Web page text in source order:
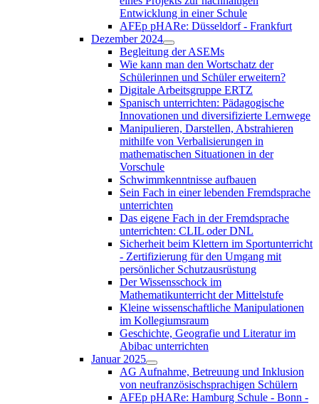
Entwicklung in einer Schule
AFEp pHARe: Düsseldorf - Frankfurt
Dezember 2024
Begleitung der ASEMs
Wie kann man den Wortschatz der
Schülerinnen und Schüler erweitern?
Digitale Arbeitsgruppe ERTZ
Spanisch unterrichten: Pädagogische
Innovationen und diversifizierte Lernwege
Manipulieren, Darstellen, Abstrahieren
mithilfe von Verbalisierungen in
mathematischen Situationen in der
Vorschule
Schwimmkenntnisse aufbauen
Sein Fach in einer lebenden Fremdsprache
unterrichten
Das eigene Fach in der Fremdsprache
unterrichten: CLIL oder DNL
Sicherheit beim Klettern im Sportunterricht
- Zertifizierung für den Umgang mit
persönlicher Schutzausrüstung
Der Wissensschock im
Mathematikunterricht der Mittelstufe
Kleine wissenschaftliche Manipulationen
im Kollegiumsraum
Geschichte, Geografie und Literatur im
Abibac unterrichten
Januar 2025
AG Aufnahme, Betreuung und Inklusion
von neufranzösischsprachigen Schülern
AFEp pHARe: Hamburg Schule - Bonn -